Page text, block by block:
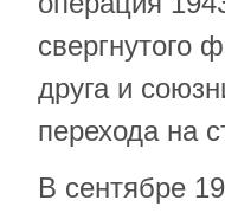
свергнутого
друга и
перехода на
В сентябре